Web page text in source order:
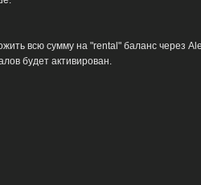
всю сумму на "rental" баланс через
будет активирован.